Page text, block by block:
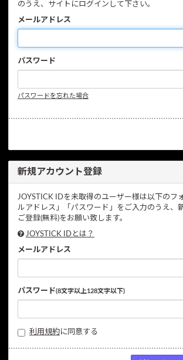
のうえ、サイトにログインして下さい。
メールアドレス
パスワード
パスワードを忘れた場合
新規アカウント登録
JOYSTICK IDを未取得のユーザー様は以下のフ
ルアドレス」「パスワード」をご入力のうえ、
ご登録(無料)をお願い致します。
JOYSTICK IDとは？
メールアドレス
パスワード(8文字以上128文字以下)
利用規約に同意する